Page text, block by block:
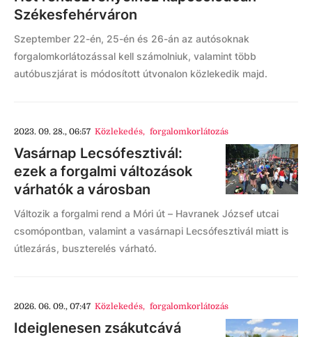
Székesfehérváron
Szeptember 22-én, 25-én és 26-án az autósoknak
forgalomkorlátozással kell számolniuk, valamint több
autóbuszjárat is módosított útvonalon közlekedik majd.
2023. 09. 28., 06:57 Közlekedés, forgalomkorlátozás
Vasárnap Lecsófesztivál:
ezek a forgalmi változások
várhatók a városban
Változik a forgalmi rend a Móri út – Havranek József utcai
csomópontban, valamint a vasárnapi Lecsófesztivál miatt is
útlezárás, buszterelés várható.
2026. 06. 09., 07:47 Közlekedés, forgalomkorlátozás
Ideiglenesen zsákutcává